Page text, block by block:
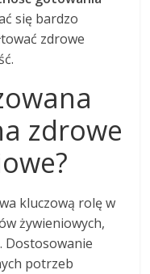
się bardzo
zdrowe
zdrowe
kluczową rolę w
żywieniowych,
Dostosowanie
potrzeb